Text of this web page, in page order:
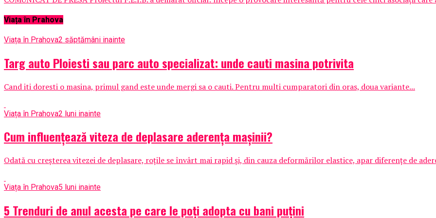
Viața în Prahova
Viața în Prahova2 săptămâni inainte
Targ auto Ploiesti sau parc auto specializat: unde cauti masina potrivita
Cand iti doresti o masina, primul gand este unde mergi sa o cauti. Pentru multi cumparatori din oras, doua variante...
Viața în Prahova2 luni inainte
Cum influențează viteza de deplasare aderența mașinii?
Odată cu creșterea vitezei de deplasare, roțile se învârt mai rapid și, din cauza deformărilor elastice, apar diferențe de
Viața în Prahova5 luni inainte
5 Trenduri de anul acesta pe care le poți adopta cu bani puțini